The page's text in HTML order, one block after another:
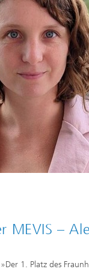
MEVIS –
1. Platz des